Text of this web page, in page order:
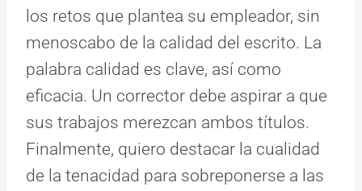
los retos que plantea su empleador, sin
menoscabo de la calidad del escrito. La
palabra calidad es clave, así como
eficacia. Un corrector debe aspirar a que
sus trabajos merezcan ambos títulos.
Finalmente, quiero destacar la cualidad
de la tenacidad para sobreponerse a las